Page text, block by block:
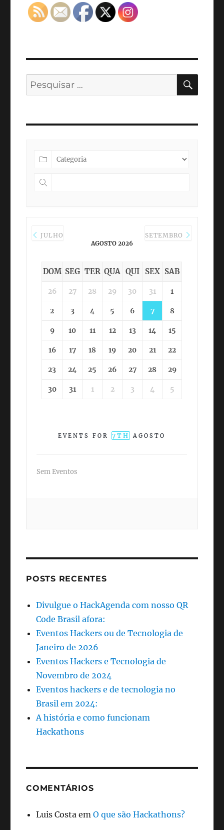
Pesquisar
por:
JULHO
AGOSTO 2026
SETEMBRO
DOM SEG TER QUA QUI SEX SAB
26 27 28 29 30 31 1
2 3 4 5 6 7 8
9 10 11 12 13 14 15
16 17 18 19 20 21 22
23 24 25 26 27 28 29
30 31 1 2 3 4 5
EVENTS FOR 7TH AGOSTO
Sem Eventos
POSTS RECENTES
Divulgue o HackAgenda com nosso QR
Code Brasil afora:
Eventos Hackers ou de Tecnologia de
Janeiro de 2026
Eventos Hackers e Tecnologia de
Novembro de 2024
Eventos hackers e de tecnologia no
Brasil em 2024:
A história e como funcionam
Hackathons
COMENTÁRIOS
Luis Costa emO que são Hackathons?